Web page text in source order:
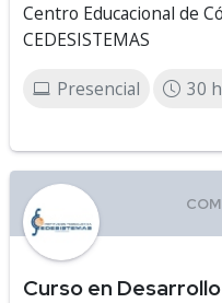
Centro Educacional de
CEDESISTEMAS
Presencial 30
Curso en